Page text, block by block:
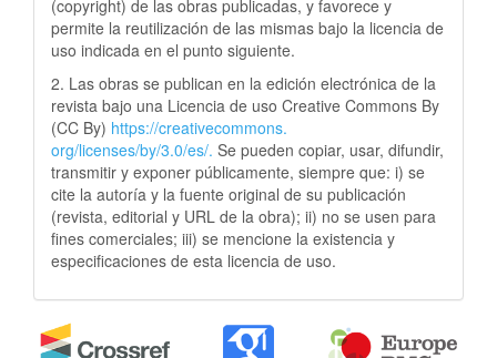
(copyright) de las obras publicadas, y favorece y
permite la reutilización de las mismas bajo la licencia de
uso indicada en el punto siguiente.
2. Las obras se publican en la edición electrónica de la
revista bajo una Licencia de uso Creative Commons By
(CC By) https://creativecommons.
org/licenses/by/3.0/es/. Se pueden copiar, usar, difundir,
transmitir y exponer públicamente, siempre que: i) se
cite la autoría y la fuente original de su publicación
(revista, editorial y URL de la obra); ii) no se usen para
fines comerciales; iii) se mencione la existencia y
especificaciones de esta licencia de uso.